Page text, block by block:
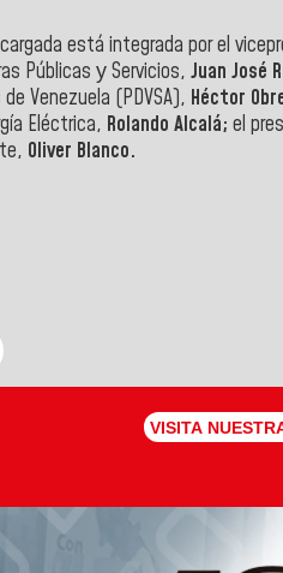
está integrada por el
Públicas у Servicios, Juan José
Venezuela (PDVSA), Héctor
Eléctrica, Rolando Alcalá; el
Oliver Blanco.
VISITA